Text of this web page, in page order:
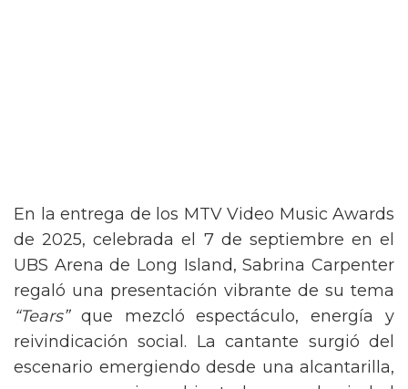
En la entrega de los MTV Video Music Awards
de 2025, celebrada el 7 de septiembre en el
UBS Arena de Long Island, Sabrina Carpenter
regaló una presentación vibrante de su tema
“Tears”que mezcló espectáculo, energía y
reivindicación social. La cantante surgió del
escenario emergiendo desde una alcantarilla,